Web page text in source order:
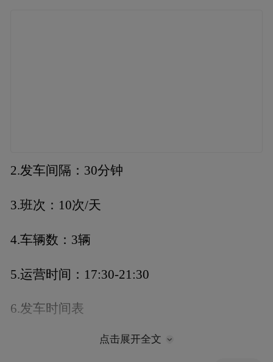
2.发车间隔：30分钟
3.班次：10次/天
4.车辆数：3辆
5.运营时间：17:30-21:30
6.发车时间表
点击展开全文